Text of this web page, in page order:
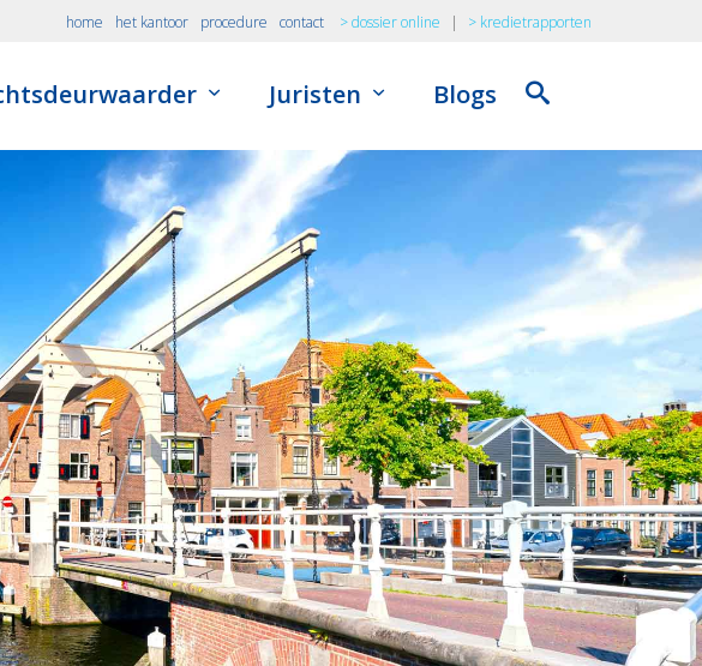
home het kantoor procedure contact > dossier online | > kredietrapporten
Juristen Blogs